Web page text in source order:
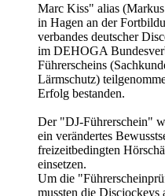
Marc Kiss" alias
in Hagen an der
verbandes deutscher
im DEHOGA
Führerscheins
Lärmschutz)
Erfolg bestanden.
Der "DJ-Führerschein"
ein verändertes
freizeitbedingten
einsetzen.
Um die
mussten die Discjockeys